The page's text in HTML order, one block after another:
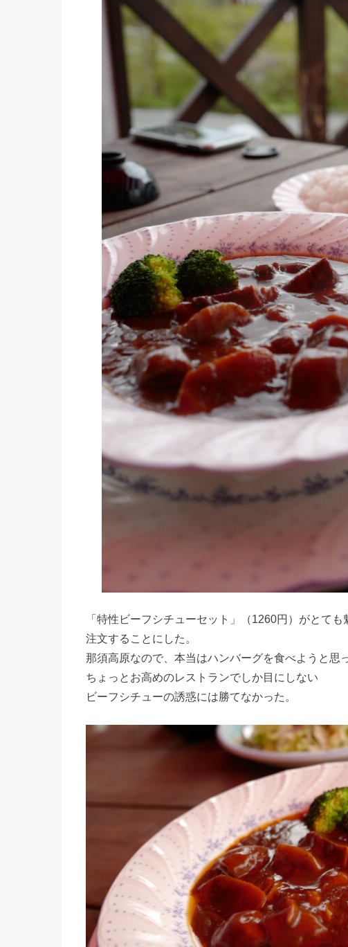
「特性ビーフシチューセット」（1260円）がとても
注文することにした。
那須高原なので、本当はハンバーグを食べようと思
ちょっとお高めのレストランでしか目にしない
ビーフシチューの誘惑には勝てなかった。